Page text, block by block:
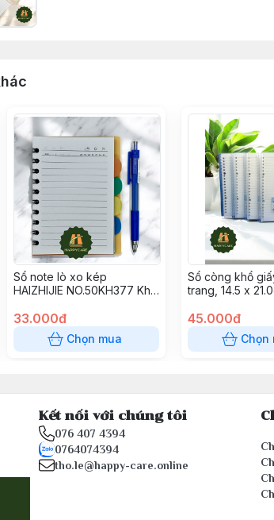
Sổ note lò xo kép
HAIZHIJIE NO.50KH377 Khổ
33.000đ
Chọn mua
Sổ còng khổ
trang, 14.5 x
45.000đ
Chọn
Kết nối với chúng tôi
076 407 4394
0764074394
tho.le@happy-care.online